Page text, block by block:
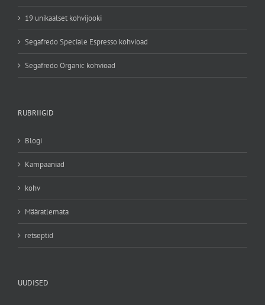
19 unikaalset kohvijooki
Segafredo Speciale Espresso kohvioad
Segafredo Organic kohvioad
RUBRIIGID
Blogi
Kampaaniad
kohv
Määratlemata
retseptid
UUDISED